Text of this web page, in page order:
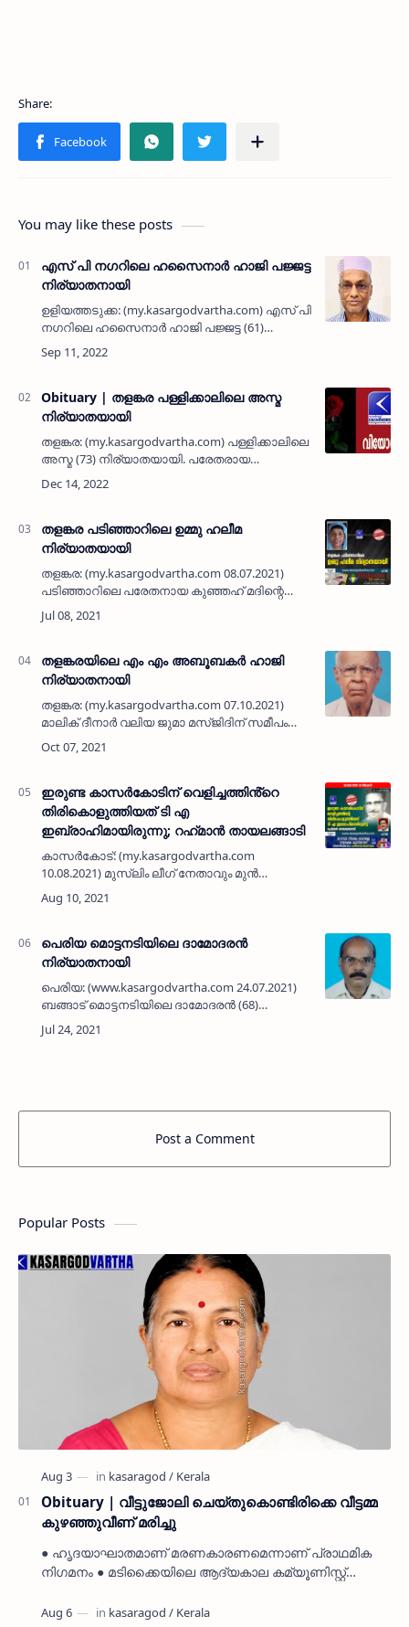
You may like these posts
എസ് പി നഗറിലെ ഹസൈനാർ ഹാജി പജ്ജട്ട
നിര്യാതനായി
ഉളിയത്തടുക്ക: (my.kasargodvartha.com) എസ് പി
നഗറിലെ ഹസൈനാർ ഹാജി പജ്ജട്ട (61)
നിര്യാതനായി. മുഹിമ്മാത് ദമാം കമിറ്റി
പ്രസിഡന്റും ദമാം ഐസിഎഫ് സീകോ സെക്ടർ
Obituary | തളങ്കര പള്ളിക്കാലിലെ അസ്മ
നിര്യാതയായി
തളങ്കര: (my.kasargodvartha.com) പള്ളിക്കാലിലെ
അസ്മ (73) നിര്യാതയായി. പരേതരായ
കുഞ്ഞഹ്‌മദ്‌ - ആഇശ ദമ്പതികളുടെ മകനാണ്.
ഭർത്താവ്: …
തളങ്കര പടിഞ്ഞാറിലെ ഉമ്മു ഹലീമ
നിര്യാതയായി
തളങ്കര: (my.kasargodvartha.com 08.07.2021)
പടിഞ്ഞാറിലെ പരേതനായ കുഞ്ഞഹ് മദിന്റെ
ഭാര്യ ഉമ്മു ഹലീമ (76 ) നിര്യാതയായി.
പരേതരായ അബ്ദുൽ ഖാദർ - ആഇശ
തളങ്കരയിലെ എം എം അബൂബകര്‍ ഹാജി
നിര്യാതനായി
തളങ്കര: (my.kasargodvartha.com 07.10.2021)
മാലിക് ദീനാര്‍ വലിയ ജുമാ മസ്ജിദിന് സമീപം
നെച്ചിപ്പടുപ്പിലെ എം എം അബൂബകര്‍ ഹാജി (94)
നിര്യാതനായി. മംഗ്ളൂറിലെ മാംഗ്ലൂര്‍ സീ ഫുഡ്
ഇരുണ്ട കാസർകോടിന് വെളിച്ചത്തിൻ്റെ
തിരികൊളുത്തിയത് ടി എ
ഇബ്രാഹിമായിരുന്നു; റഹ്‌മാൻ തായലങ്ങാടി
കാസർകോട്: (my.kasargodvartha.com
10.08.2021) മുസ്ലിം ലീഗ് നേതാവും മുൻ
എംഎൽഎയുമായിരുന്ന ടിഎ ഇബ്രാഹിനെ
കുറിച്ച് സംസാരിച്ച് മുതിർന്ന
തായലങ്ങ…
പെരിയ മൊട്ടനടിയിലെ ദാമോദരന്‍
നിര്യാതനായി
പെരിയ: (www.kasargodvartha.com 24.07.2021)
ബങ്ങാട് മൊട്ടനടിയിലെ ദാമോദരന്‍ (68)
നിര്യാതനായി. &nbs…
Post a Comment
Popular Posts
Obituary | വീട്ടുജോലി ചെയ്തുകൊണ്ടിരിക്കെ വീട്ടമ്മ
കുഴഞ്ഞുവീണ് മരിച്ചു
● ഹൃദയാഘാതമാണ് മരണകാരണമെന്നാണ് പ്രാഥമിക
നിഗമനം ● മടിക്കൈയിലെ ആദ്യകാല കമ്യൂണിസ്റ്റ്
മകളാണ് ● വിവരമറിഞ്ഞ് ജനപ്ര…